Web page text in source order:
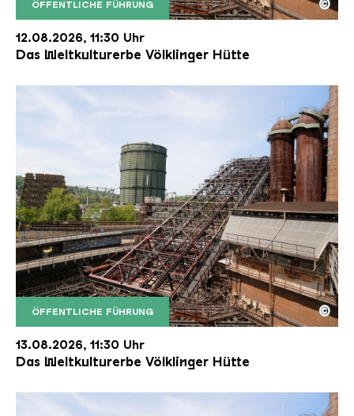
ÖFFENTLICHE FÜHRUNG
Der Erzschrägaufzug der Völklinger Hütte mit
Copyright: Weltkulturerbe Völklinger Hütte | Karl
©
12.08.2026, 11:30 Uhr
Das Weltkulturerbe Völklinger Hütte
ÖFFENTLICHE FÜHRUNG
Der Erzschrägaufzug der Völklinger Hütte mit
Copyright: Weltkulturerbe Völklinger Hütte | Karl
©
13.08.2026, 11:30 Uhr
Das Weltkulturerbe Völklinger Hütte